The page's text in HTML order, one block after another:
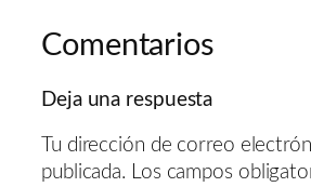
Comentarios
Deja una respuesta
Tu dirección de correo
publicada.
Los campos